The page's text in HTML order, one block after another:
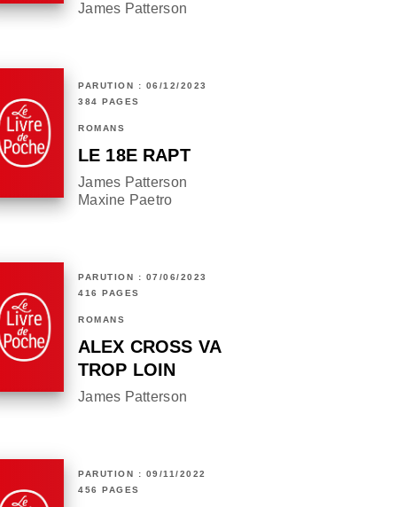
James Patterson
PARUTION : 06/12/2023
384 PAGES
ROMANS
LE 18E RAPT
James Patterson
Maxine Paetro
PARUTION : 07/06/2023
416 PAGES
ROMANS
ALEX CROSS VA
TROP LOIN
James Patterson
PARUTION : 09/11/2022
456 PAGES